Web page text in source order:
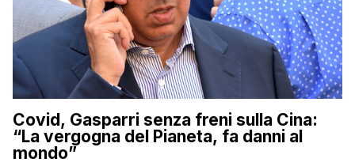
Covid, Gasparri senza freni sulla Cina:
“La vergogna del Pianeta, fa danni al
mondo”